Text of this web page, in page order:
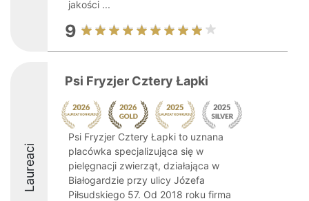
jakości ...
9
Laureaci
Psi Fryzjer Cztery Łapki
Psi Fryzjer Cztery Łapki to uznana
placówka specjalizująca się w
pielęgnacji zwierząt, działająca w
Białogardzie przy ulicy Józefa
Piłsudskiego 57. Od 2018 roku firma